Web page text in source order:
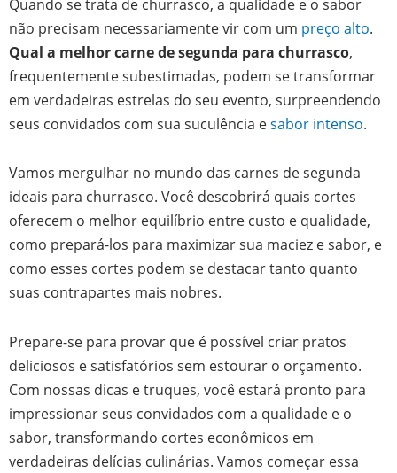
não precisam necessariamente vir com um preço alto.
Qual a melhor carne de segunda para churrasco,
frequentemente subestimadas, podem se transformar
em verdadeiras estrelas do seu evento, surpreendendo
seus convidados com sua suculência esabor intenso.
Vamos mergulhar no mundo das carnes de segunda
ideais para churrasco. Você descobrirá quais cortes
oferecem o melhor equilíbrio entre custo e qualidade,
como prepará-los para maximizar sua maciez e sabor, e
como esses cortes podem se destacar tanto quanto
suas contrapartes mais nobres.
Prepare-se para provar que é possível criar pratos
deliciosos e satisfatórios sem estourar o orçamento.
Com nossas dicas e truques, você estará pronto para
impressionar seus convidados com a qualidade e o
sabor, transformando cortes econômicos em
verdadeiras delícias culinárias. Vamos começar essa